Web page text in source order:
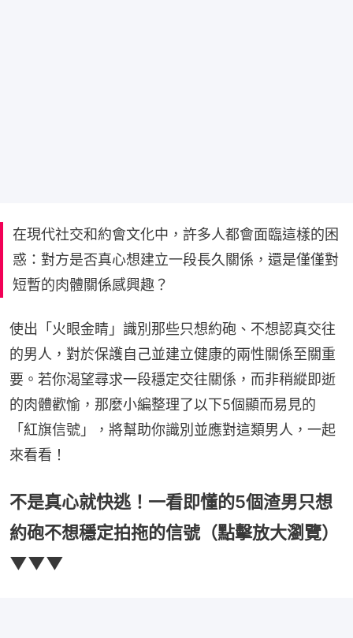
在現代社交和約會文化中，許多人都會面臨這樣的困
惑：對方是否真心想建立一段長久關係，還是僅僅對
短暫的肉體關係感興趣？
使出「火眼金睛」識別那些只想約砲、不想認真交往
的男人，對於保護自己並建立健康的兩性關係至關重
要。若你渴望尋求一段穩定交往關係，而非稍縱即逝
的肉體歡愉，那麼小編整理了以下5個顯而易見的
「紅旗信號」，將幫助你識別並應對這類男人，一起
來看看！
不是真心就快逃！一看即懂的5個渣男只想
約砲不想穩定拍拖的信號（點擊放大瀏覽）
▼▼▼